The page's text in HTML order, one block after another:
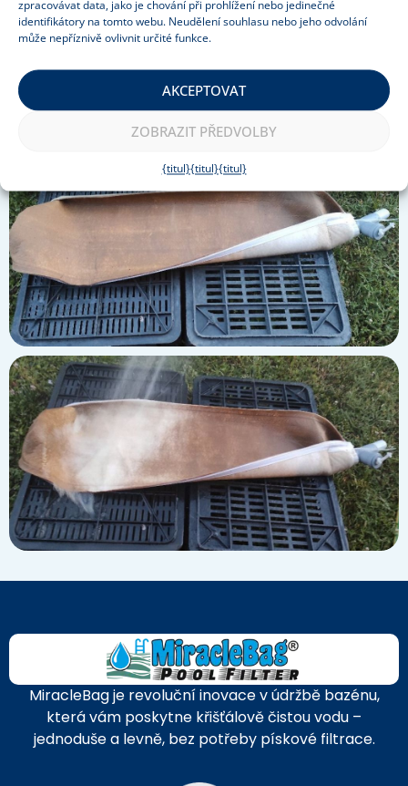
zpracovávat data, jako je chování při prohlížení nebo jedinečné
identifikátory na tomto webu. Neudělení souhlasu nebo jeho odvolání
může nepříznivě ovlivnit určité funkce.
AKCEPTOVAT
ZOBRAZIT PŘEDVOLBY
{titul}{titul}{titul}
MiracleBag je revoluční inovace v údržbě bazénu,
která vám poskytne křišťálově čistou vodu –
jednoduše a levně, bez potřeby pískové filtrace.